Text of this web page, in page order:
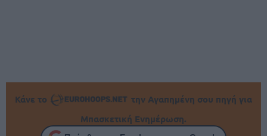
Κάνε το
την Αγαπημένη σου πηγή για
Μπασκετική Ενημέρωση.